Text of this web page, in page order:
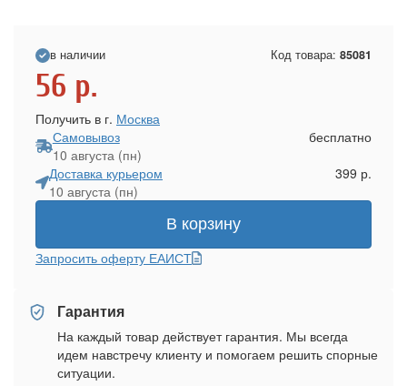
в наличии Код товара: 85081
56 р.
Получить в г. Москва
Самовывоз
10 августа (пн)
бесплатно
Доставка курьером
10 августа (пн)
399 р.
В корзину
Запросить оферту ЕАИСТ
Гарантия
На каждый товар действует гарантия. Мы всегда
идем навстречу клиенту и помогаем решить спорные
ситуации.